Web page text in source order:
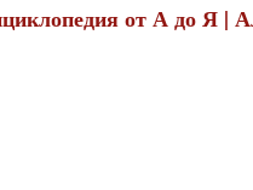
от А до Я |